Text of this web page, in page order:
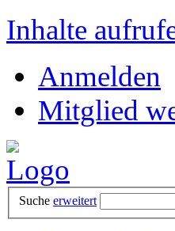
Inhalte
Anmelden
Mitglied
Suche erweitert